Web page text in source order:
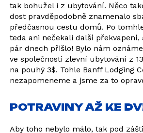
tak bohužel i z ubytování. Něco
dost pravděpodobně znamenalo
předčasnou cestu domů. Po
teda ani nečekali další překvapení,
pár dnech přišlo! Bylo nám
ve společnosti zlevní ubytování z
na pouhý 3$. Tohle Banff Lodging
nezapomeneme a jsme za to
POTRAVINY AŽ KE
Aby toho nebylo málo, tak pod